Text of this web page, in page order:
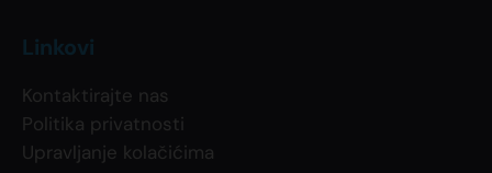
Linkovi
Kontaktirajte nas
Politika privatnosti
Upravljanje kolačićima